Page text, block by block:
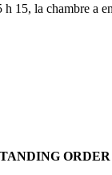
h 15, la chambre a
ORDER